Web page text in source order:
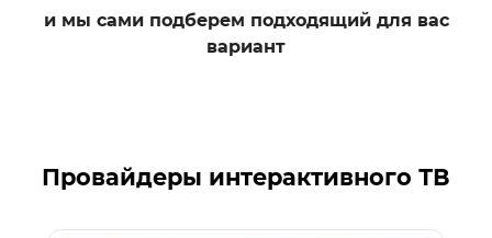
и мы сами подберем подходящий для вас
вариант
Провайдеры интерактивного ТВ
Список